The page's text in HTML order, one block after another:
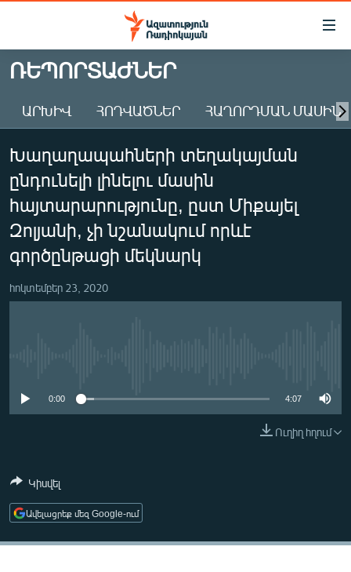
Մատչելիության
Անցնել
հիմնական
Անցնել
հիմնական
մենյուին
Որոնում
ԱԶԱՏՈՒԹՅՈՒՆ TV
ՀԱՅԱՍՏԱՆ
ԸՆՏՐՈՒԹՅՈՒՆՆԵՐ 2026
ԻՐԱՎՈՒՆՔ
ՀԱՍԱՐԱԿՈՒԹՅՈՒՆ
ՏՆՏԵՍՈՒԹՅՈՒՆ
ՄՇԱԿՈՒՅԹ
ՏՏ ԵՒ ԻՆՏԵՐՆԵՏ
ԿՈՐՈՆԱՎԻՐՈՒՍ
ՌԵՊՈՐՏԱԺՆԵՐ
ԱՐԽԻՎ ՀՈԴՎԱԾՆԵՐ ՀԱՂՈՐԴՄԱՆ ՄԱՍԻՆ
Խաղաղապահների տեղակայման
ընդունելի լինելու մասին
հայտարարությունը, ըստ Միքայել
Զոլյանի, չի նշանակում որևէ
գործընթացի մեկնարկ
հոկտեմբեր 23, 2020
0:00 4:07
Ուղիղ հղում
Կիսվել
Ավելացրեք մեզ Google-ում